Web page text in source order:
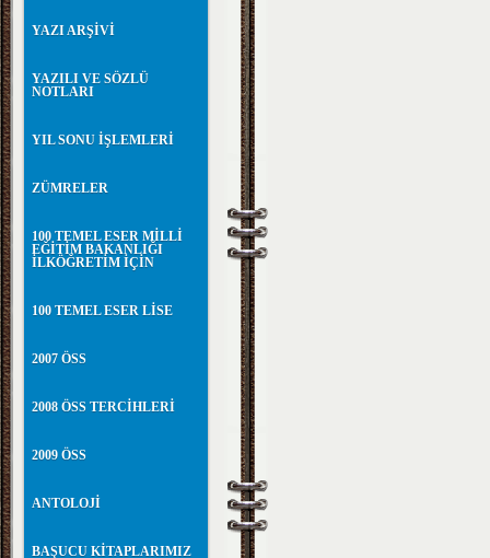
YAZI ARŞİVİ
YAZILI VE SÖZLÜ
NOTLARI
YIL SONU İŞLEMLERİ
ZÜMRELER
100 TEMEL ESER MİLLİ
EĞİTİM BAKANLIĞI
İLKÖĞRETİM İÇİN
100 TEMEL ESER LİSE
2007 ÖSS
2008 ÖSS TERCİHLERİ
2009 ÖSS
ANTOLOJİ
BAŞUCU KİTAPLARIMIZ